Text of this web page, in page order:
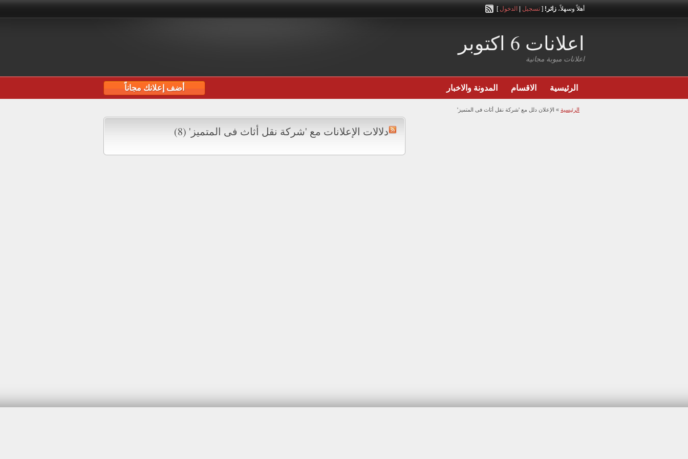
أهلاً وسهلاً، زائر! [ تسجيل الدخول ]
اعلانات 6 اكتوبر
اعلانات مبوبة مجانية
أضف إعلانك مجاناً الرئيسية الاقسام المدونة والاخبار
الرئيسية » الإعلان دلل مع 'شركة نقل أثاث فى المتميز'
دلالات الإعلانات مع 'شركة نقل أثاث فى المتميز' (8)